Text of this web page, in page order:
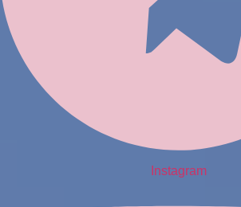
Instagram